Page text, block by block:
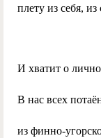
плету из себя,
И хватит о
В нас всех
из финно-